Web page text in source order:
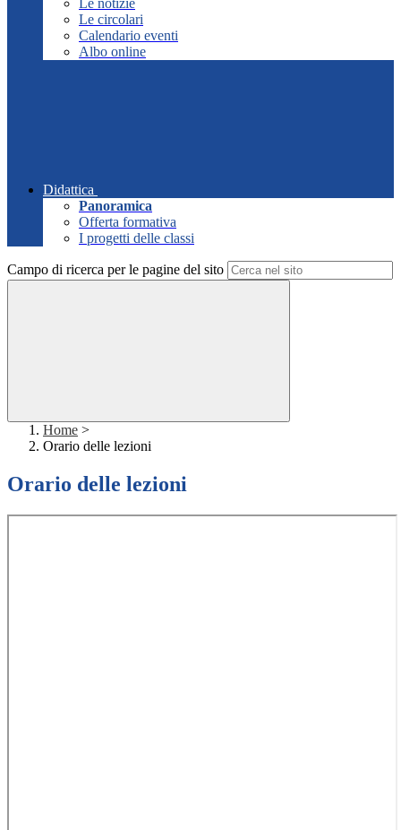
Le notizie
Le circolari
Calendario eventi
Albo online
Didattica
Panoramica
Offerta formativa
I progetti delle classi
Campo di ricerca per le pagine del sito
Home >
Orario delle lezioni
Orario delle lezioni